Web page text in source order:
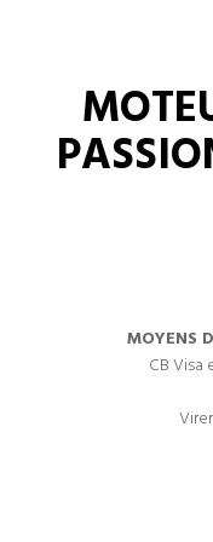
MOYENS
CB Visa